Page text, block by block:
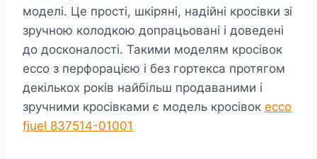
моделі. Це прості, шкіряні, надійні кросівки зі
зручною колодкою допрацьовані і доведені
до досконалості. Такими моделям кросівок
ecco з перфорацією і без гортекса протягом
декількох років найбільш продаваними і
зручними кросівками є модель кросівок ecco
fjuel 837514-01001